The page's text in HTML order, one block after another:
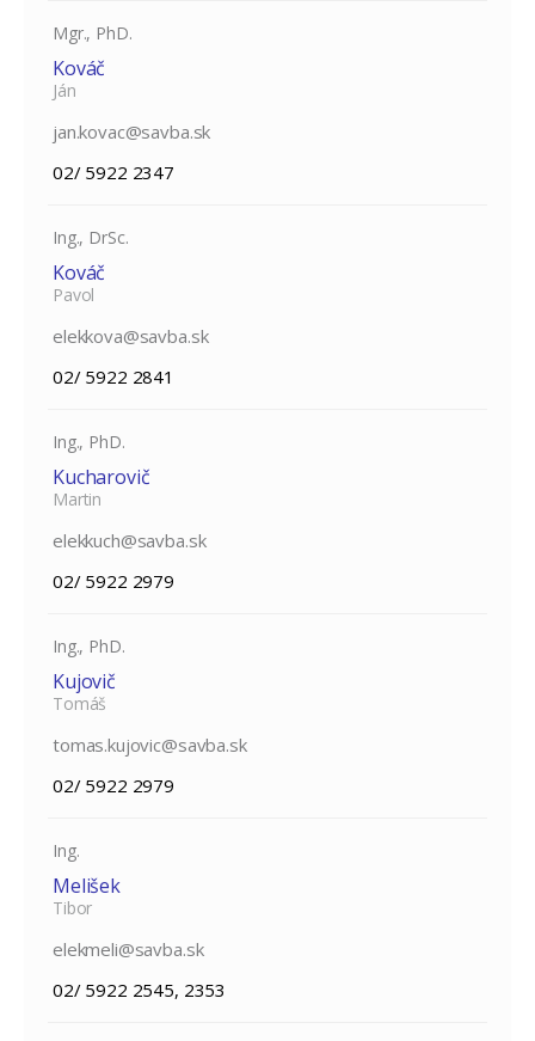
Mgr., PhD.
Kováč
Ján
jan.kovac@savba.sk
02/ 5922 2347
Ing., DrSc.
Kováč
Pavol
elekkova@savba.sk
02/ 5922 2841
Ing., PhD.
Kucharovič
Martin
elekkuch@savba.sk
02/ 5922 2979
Ing., PhD.
Kujovič
Tomáš
tomas.kujovic@savba.sk
02/ 5922 2979
Ing.
Melišek
Tibor
elekmeli@savba.sk
02/ 5922 2545, 2353